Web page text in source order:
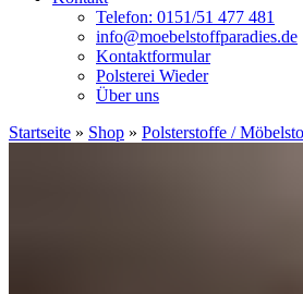
Telefon: 0151/51 477 481
info@moebelstoffparadies.de
Kontaktformular
Polsterei Wieder
Über uns
Startseite » Shop » Polsterstoffe /